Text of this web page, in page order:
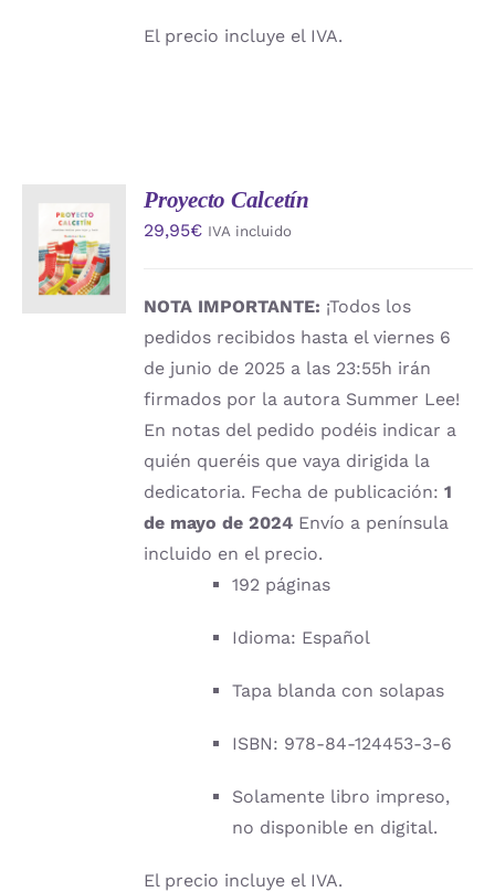
El precio incluye el IVA.
AÑADIR
AL
CARRITO
/
DETALLES
Proyecto Calcetín
29,95€ IVA incluido
NOTA IMPORTANTE: ¡Todos los
pedidos recibidos hasta el viernes 6
de junio de 2025 a las 23:55h irán
firmados por la autora Summer Lee!
En notas del pedido podéis indicar a
quién queréis que vaya dirigida la
dedicatoria. Fecha de publicación:1
de mayo de 2024 Envío a península
incluido en el precio.
192 páginas
Idioma: Español
Tapa blanda con solapas
ISBN: 978-84-124453-3-6
Solamente libro impreso,
no disponible en digital.
El precio incluye el IVA.